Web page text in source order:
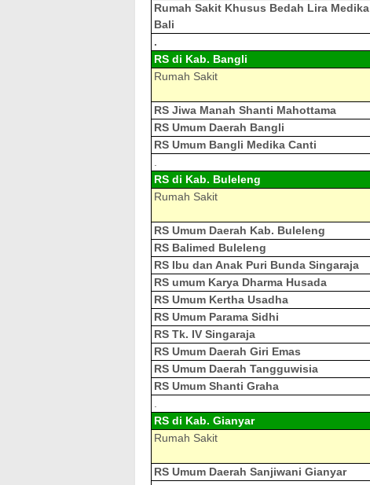
Rumah Sakit Khusus Bedah Lira Medika
Bali
.
RS di Kab. Bangli
Rumah Sakit
RS Jiwa Manah Shanti Mahottama
RS Umum Daerah Bangli
RS Umum Bangli Medika Canti
RS di Kab. Buleleng
Rumah Sakit
RS Umum Daerah Kab. Buleleng
RS Balimed Buleleng
RS Ibu dan Anak Puri Bunda Singaraja
RS umum Karya Dharma Husada
RS Umum Kertha Usadha
RS Umum Parama Sidhi
RS Tk. IV Singaraja
RS Umum Daerah Giri Emas
RS Umum Daerah Tangguwisia
RS Umum Shanti Graha
RS di Kab. Gianyar
Rumah Sakit
RS Umum Daerah Sanjiwani Gianyar